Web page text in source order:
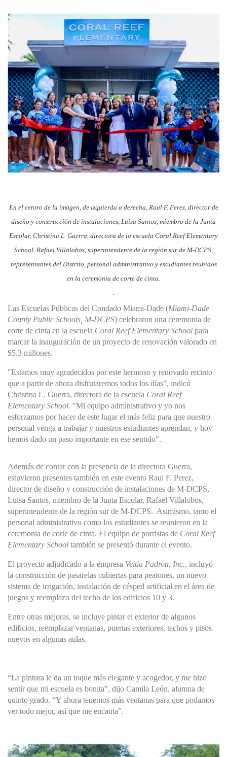
En el centro de la imagen, de izquierda a derecha, Raul F. Perez, director de
diseño y construcción de instalaciones, Luisa Santos, miembro de la Junta
Escolar, Christina L. Guerra, directora de la escuela Coral Reef Elementary
School, Rafael Villalobos, superintendente de la región sur de M-DCPS,
representantes del Distrito, personal administrativo y estudiantes reunidos
en la ceremonia de corte de cinta.
Las Escuelas Públicas del Condado Miami-Dade (Miami-Dade
County Public Schools, M-DCPS) celebraron una ceremonia de
corte de cinta en la escuela Coral Reef Elementary School para
marcar la inauguración de un proyecto de renovación valorado en
$5.3 millones.
"Estamos muy agradecidos por este hermoso y renovado recinto
que a partir de ahora disfrutaremos todos los días", indicó
Christina L. Guerra, directora de la escuela Coral Reef
Elementary School. "Mi equipo administrativo y yo nos
esforzamos por hacer de este lugar el más feliz para que nuestro
personal venga a trabajar y nuestros estudiantes aprendan, y hoy
hemos dado un paso importante en ese sentido".
Además de contar con la presencia de la directora Guerra,
estuvieron presentes también en este evento Raul F. Perez,
director de diseño y construcción de instalaciones de M-DCPS,
Luisa Santos, miembro de la Junta Escolar, Rafael Villalobos,
superintendente de la región sur de M-DCPS. Asimismo, tanto el
personal administrativo como los estudiantes se reunieron en la
ceremonia de corte de cinta. El equipo de porristas de Coral Reef
Elementary School también se presentó durante el evento.
El proyecto adjudicado a la empresa Veitia Padron, Inc., incluyó
la construcción de pasarelas cubiertas para peatones, un nuevo
sistema de irrigación, instalación de césped artificial en el área de
juegos y reemplazo del techo de los edificios 10 y 3.
Entre otras mejoras, se incluye pintar el exterior de algunos
edificios, reemplazar ventanas, puertas exteriores, techos y pisos
nuevos en algunas aulas.
“La pintura le da un toque más elegante y acogedor, y me hizo
sentir que mi escuela es bonita”, dijo Camila León, alumna de
quinto grado. “Y ahora tenemos más ventanas para que podamos
ver todo mejor, así que me encanta”.